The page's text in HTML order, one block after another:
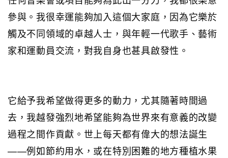
參與。我很幸運能夠加入這個大家庭，因為它樂於
觸及不同領域的卓越人士，與年輕一代歌手、藝術
家和運動員交流，對我自身也甚具啟發性。
它給予我希望做得更多的動力，尤其隨著時間過
去，我越發強烈地希望能夠為世界來有意義的改變
過程之間作貢獻。世上每天都有偉大的想法誕生
——例如節約用水，或在特別困難的地方種植水果